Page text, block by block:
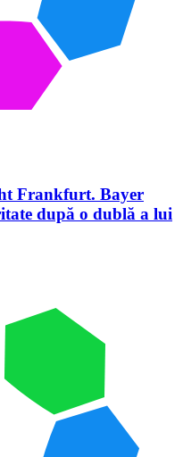
Frankfurt. Bayer
după o dublă a lui